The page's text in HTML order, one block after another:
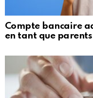
Compte bancaire
en tant que parents